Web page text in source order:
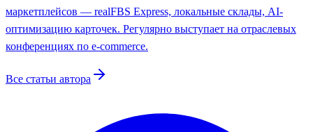
маркетплейсов — realFBS Express, локальные склады, AI-
оптимизацию карточек. Регулярно выступает на отраслевых
конференциях по e-commerce.
Все статьи автора